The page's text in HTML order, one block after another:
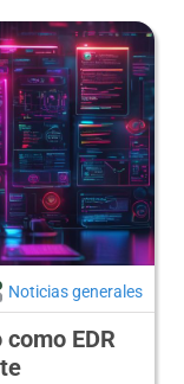
Noticias generales
EDR